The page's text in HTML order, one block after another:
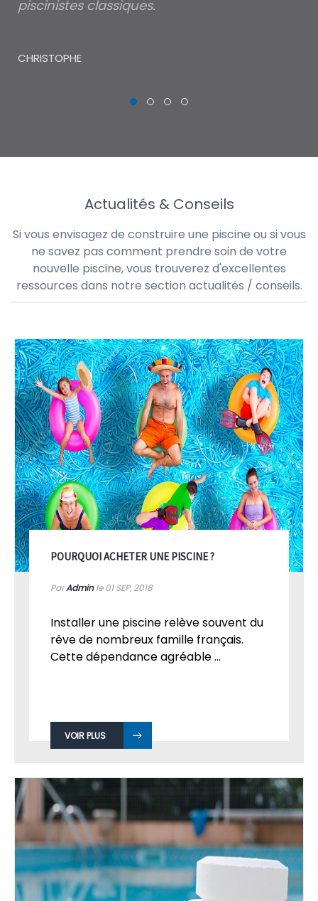
piscinistes classiques.
CHRISTOPHE
Actualités & Conseils
Si vous envisagez de construire une piscine ou si vous
ne savez pas comment prendre soin de votre
nouvelle piscine, vous trouverez d'excellentes
ressources dans notre section actualités / conseils.
POURQUOI ACHETER UNE PISCINE ?
ParAdminle 01SEP, 2018
Installer une piscine relève souvent du
rêve de nombreux famille français.
Cette dépendance agréable ...
VOIR PLUS